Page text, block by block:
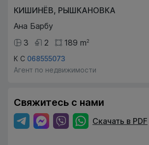
КИШИНЁВ, РЫШКАНОВКА
Ана Барбу
3
2 189 m2
К С 068555073
Агент по недвижимости
Свяжитесь с нами
Скачать в PDF